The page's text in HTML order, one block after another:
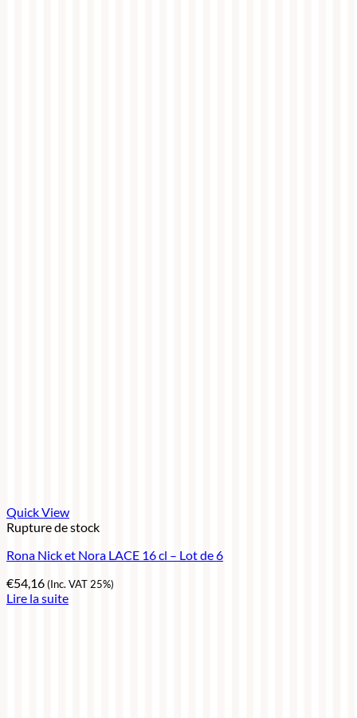
Quick View
Rupture de stock
Rona Nick et Nora LACE 16 cl – Lot de 6
€54,16(Inc. VAT 25%)
Lire la suite